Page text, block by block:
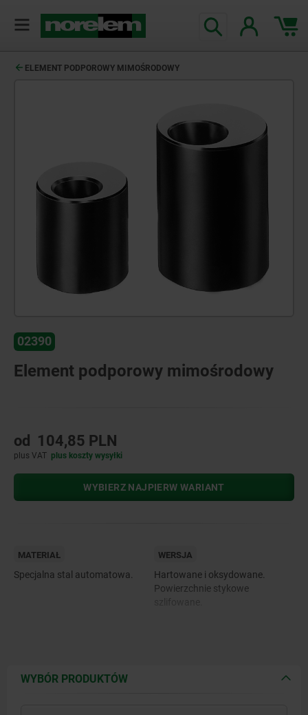
ELEMENT PODPOROWY MIMOŚRODOWY
02390
Element podporowy mimośrodowy
od 104,85 PLN
plus VAT plus koszty wysyłki
WYBIERZ NAJPIERW WARIANT
MATERIAŁ
Specjalna stal automatowa.
WERSJA
Hartowane i oksydowane.
Powierzchnie stykowe
WYBÓR PRODUKTÓW